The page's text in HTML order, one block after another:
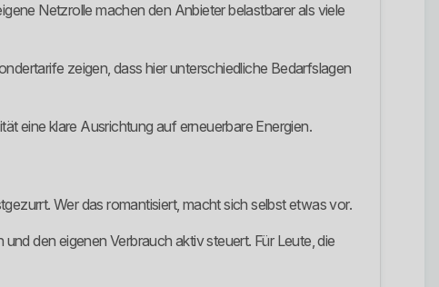
Netzrolle machen den Anbieter belastbarer als viele
zeigen, dass hier unterschiedliche Bedarfslagen
eine klare Ausrichtung auf erneuerbare Energien.
Wer das romantisiert, macht sich selbst etwas vor.
den eigenen Verbrauch aktiv steuert. Für Leute, die